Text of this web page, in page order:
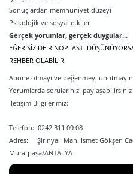
Sonuçlardan memnuniyet düzeyi
Psikolojik ve sosyal etkiler
Gerçek yorumlar, gerçek duygular...
EĞER SIZ DE RINOPLASTI
REHBER OLABILIR.
Abone olmayı ve beğenmeyi
Yorumlarda sorularınızı
İletişim Bilgilerimiz:
Telefon: 0242 311 09 08
Adres: Şirinyalı Mah. İsmet Gökşen
Muratpaşa/ANTALYA